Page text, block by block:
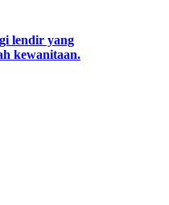
lendir yang
kewanitaan.